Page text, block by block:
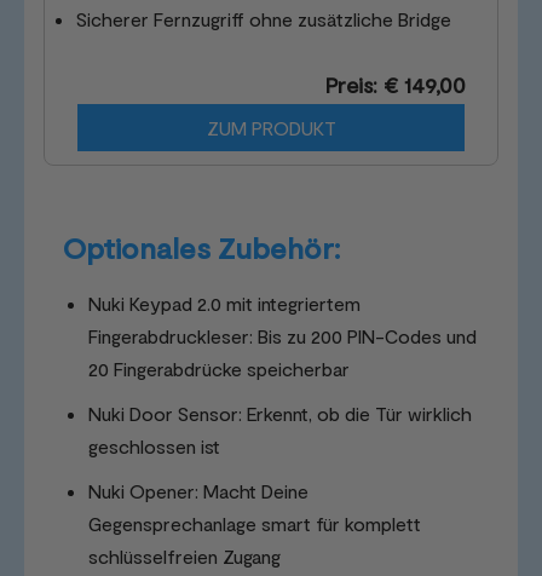
Sicherer Fernzugriff ohne zusätzliche Bridge
Preis: € 149,00
ZUM PRODUKT
Optionales Zubehör:
Nuki Keypad 2.0 mit integriertem
Fingerabdruckleser: Bis zu 200 PIN-Codes und
20 Fingerabdrücke speicherbar
Nuki Door Sensor: Erkennt, ob die Tür wirklich
geschlossen ist
Nuki Opener: Macht Deine
Gegensprechanlage smart für komplett
schlüsselfreien Zugang